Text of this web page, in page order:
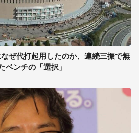
なぜ代打起用したのか、連続三振で無
ベンチの「選択」